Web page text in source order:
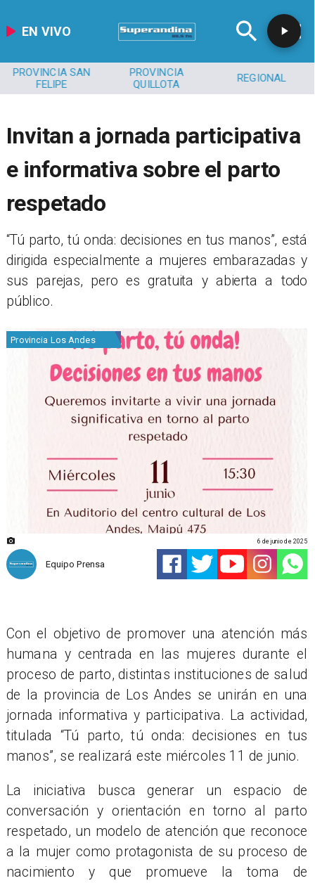
EN VIVO
PROVINCIA SAN
FELIPE
PROVINCIA
QUILLOTA
REGIONAL
Invitan a jornada participativa
e informativa sobre el parto
respetado
​“Tú parto, tú onda: decisiones en tus manos”, está
dirigida especialmente a mujeres embarazadas y
sus parejas, pero es gratuita y abierta a todo
público.
Provincia Los Andes
Equipo Prensa
6 de junio de 2025
Con el objetivo de promover una atención más
humana y centrada en las mujeres durante el
proceso de parto, distintas instituciones de salud
de la provincia de Los Andes se unirán en una
jornada informativa y participativa. La actividad,
titulada “Tú parto, tú onda: decisiones en tus
manos”, se realizará este miércoles 11 de junio.
La iniciativa busca generar un espacio de
conversación y orientación en torno al parto
respetado, un modelo de atención que reconoce
a la mujer como protagonista de su proceso de
nacimiento y que promueve la toma de